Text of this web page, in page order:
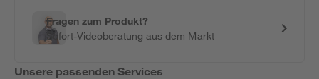
Fragen zum Produkt?
Sofort-Videoberatung aus dem Markt
Unsere passenden Services